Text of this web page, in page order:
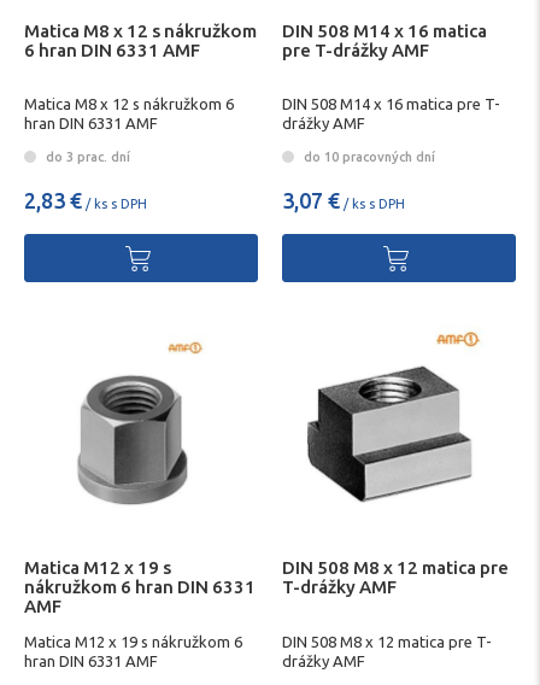
Matica M8 x 12 s nákružkom
6 hran DIN 6331 AMF
Matica M8 x 12 s nákružkom 6
hran DIN 6331 AMF
do 3 prac. dní
2,83 € / ks s DPH
DIN 508 M14 x 16 matica
pre T-drážky AMF
DIN 508 M14 x 16 matica pre T-
drážky AMF
do 10 pracovných dní
3,07 € / ks s DPH
Matica M12 x 19 s
nákružkom 6 hran DIN 6331
AMF
Matica M12 x 19 s nákružkom 6
hran DIN 6331 AMF
DIN 508 M8 x 12 matica pre
T-drážky AMF
DIN 508 M8 x 12 matica pre T-
drážky AMF